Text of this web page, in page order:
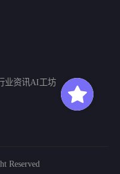
业资讯AI工坊
Reserved